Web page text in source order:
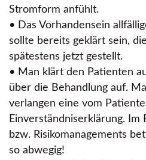
Stromform anfühlt.
• Das Vorhandensein
sollte bereits geklärt sein,
spätestens jetzt gestellt.
• Man klärt den Patienten
über die Behandlung auf.
verlangen eine vom
Einverständniserklärung. Im
bzw. Risikomanagements
so abwegig!